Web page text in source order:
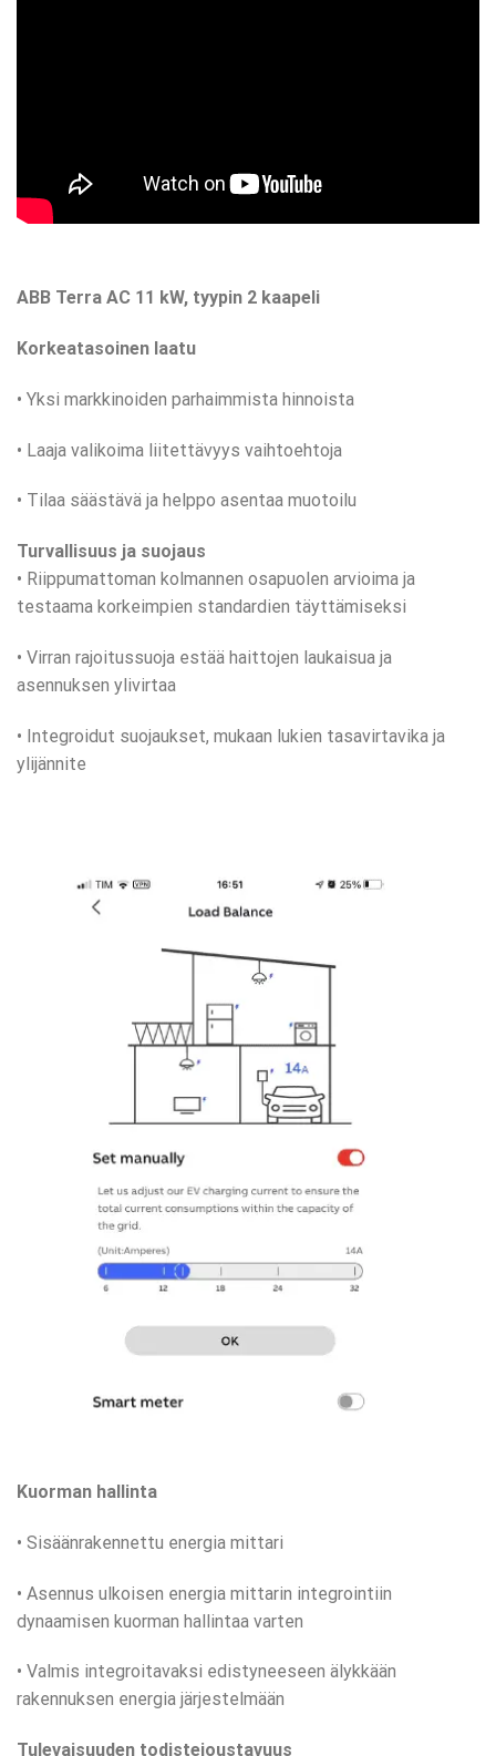
ABB Terra AC 11 kW, tyypin 2 kaapeli
Korkeatasoinen laatu
• Yksi markkinoiden parhaimmista hinnoista
• Laaja valikoima liitettävyys vaihtoehtoja
• Tilaa säästävä ja helppo asentaa muotoilu
Turvallisuus ja suojaus
• Riippumattoman kolmannen osapuolen arvioima ja
testaama korkeimpien standardien täyttämiseksi
• Virran rajoitussuoja estää haittojen laukaisua ja
asennuksen ylivirtaa
• Integroidut suojaukset, mukaan lukien tasavirtavika ja
ylijännite
Kuorman hallinta
• Sisäänrakennettu energia mittari
• Asennus ulkoisen energia mittarin integrointiin
dynaamisen kuorman hallintaa varten
• Valmis integroitavaksi edistyneeseen älykkään
rakennuksen energia järjestelmään
Tulevaisuuden todistejoustavuus